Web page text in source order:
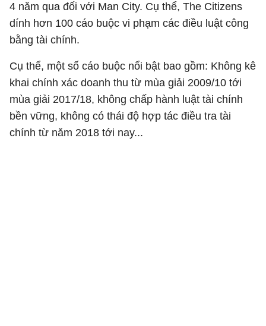
4 năm qua đối với Man City. Cụ thể, The Citizens
dính hơn 100 cáo buộc vi phạm các điều luật công
bằng tài chính.
Cụ thể, một số cáo buộc nổi bật bao gồm: Không kê
khai chính xác doanh thu từ mùa giải 2009/10 tới
mùa giải 2017/18, không chấp hành luật tài chính
bền vững, không có thái độ hợp tác điều tra tài
chính từ năm 2018 tới nay...